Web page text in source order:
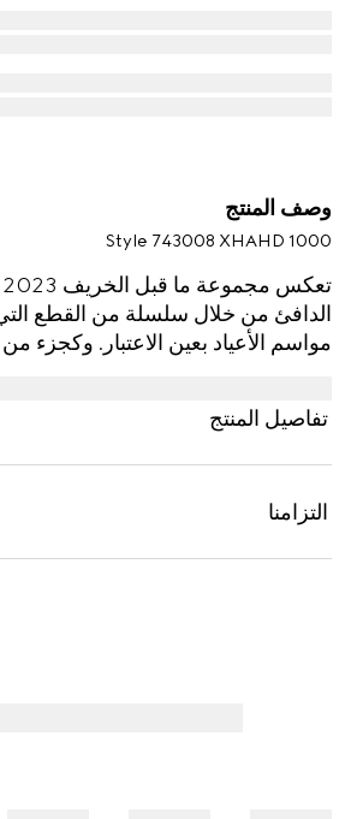
وصف المنتج
Style ‎743008 XHAHD 1000
الدافئ من خلال سلسلة من القطع
مواسم الأعياد بعين الاعتبار. وكجزء
تفاصيل المنتج
التزامنا